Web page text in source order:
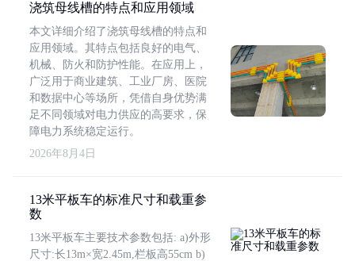
浇筑母线槽的特点和应用领域
本文详细介绍了浇筑母线槽的特点和
应用领域。其特点包括良好的电气、
机械、防火和防护性能。在应用上，
广泛用于商业建筑、工业厂房、医院
和数据中心等场所，凭借自身优势满
足不同领域对电力供应的高要求，保
障电力系统稳定运行。
2026年8月4日
13米平板车的标准尺寸和载重参
数
13米平板车主要技术参数包括: a)外形
尺寸:长13m×宽2.45m,栏板高55cm b)